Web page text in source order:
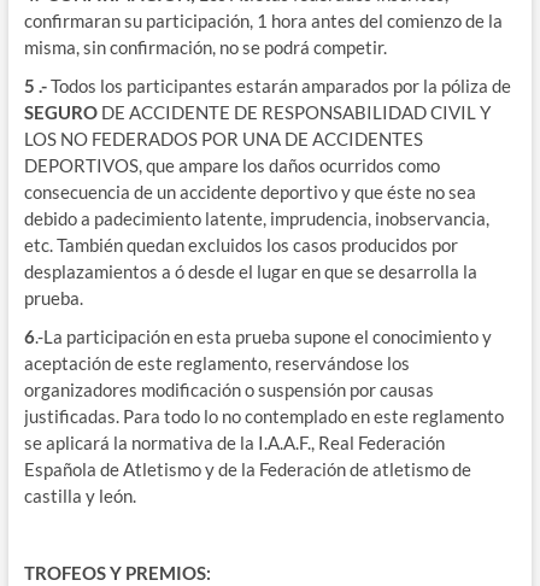
confirmaran su participación, 1 hora antes del comienzo de la
misma, sin confirmación, no se podrá competir.
5 .-Todos los participantes estarán amparados por la póliza de
SEGURODE ACCIDENTE DE RESPONSABILIDAD CIVIL Y
LOS NO FEDERADOS POR UNA DE ACCIDENTES
DEPORTIVOS, que ampare los daños ocurridos como
consecuencia de un accidente deportivo y que éste no sea
debido a padecimiento latente, imprudencia, inobservancia,
etc. También quedan excluidos los casos producidos por
desplazamientos a ó desde el lugar en que se desarrolla la
prueba.
6.-La participación en esta prueba supone el conocimiento y
aceptación de este reglamento, reservándose los
organizadores modificación o suspensión por causas
justificadas. Para todo lo no contemplado en este reglamento
se aplicará la normativa de la I.A.A.F., Real Federación
Española de Atletismo y de la Federación de atletismo de
castilla y león.
TROFEOS Y PREMIOS: